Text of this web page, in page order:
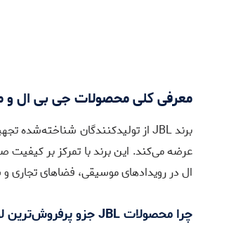
معرفی کلی محصولات جی بی ال و
برند JBL از تولیدکنندگان شناخته‌شده تجهیزات صوتی در سطح جهان است که محصولاتی متنوع شامل اسپیکرهای قابل‌حمل، هدفون،
عرضه می‌کند. این برند با تمرکز بر
ال در رویدادهای موسیقی، فضاهای
چرا محصولات JBL جزو پرفروش‌ترین لوازم صوتی هستند؟